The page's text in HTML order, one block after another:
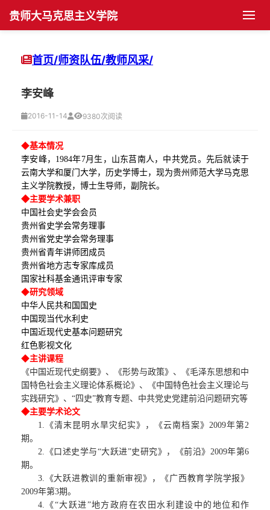
贵师大马克思主义学院
机构设置
现任领导
历任领导
历史沿革
院长书记信箱
党群工作
党建动态
支部建设
团学组织
团学活动
工会活动
师资队伍
博士生导师
硕士生导师
教师风采
学科发展
学科建设
科研活动
科研项目
科研论文
科研著作
科研奖励
教学成果
人才培养
博士生培养
硕士生培养
本科生培养
博士后培养
进修访学
学生园地
学生管理
奖励资助
就业指导
青马榜样
社会实践
平台建设
科研平台
研修平台
思政资源
经典著作
经典资源
院友之家
组织机构
院友动态
院友风采
院友捐赠
首页/师资队伍/教师风采/
李安峰
2016-11-14 9380次阅读
◆基本情况
李安峰， 1984年7月生，山东莒南人，中共党员。先后就读于
云南大学和厦门大学，历史学博士，现为贵州师范大学马克思
主义学院教授，博士生导师，副院长。
◆主要学术兼职
中国社会史学会会员
贵州省史学会常务理事
贵州省党史学会常务理事
贵州省青年讲师团成员
贵州省地方志专家库成员
国家社科基金通讯评审专家
◆研究领域
中华人民共和国国史
中国现当代水利史
中国近现代史基本问题研究
红色影视文化
◆主讲课程
《中国近现代史纲要》、《形势与政策》、《毛泽东思想和中
国特色社会主义理论体系概论》、《中国特色社会主义理论与
实践研究》、 “四史”教育专题、中共党史党建前沿问题研究等
◆主要学术论文
1.《清末昆明水旱灾纪实》，《云南档案》2009年第2
期。
2.《口述史学与“大跃进”史研究》，《前沿》2009年第6
期。
3. 《大跃进教训的重新审视》，《广西教育学院学报》
2009年第3期。
4.《“大跃进”地方政府在农田水利建设中的地位和作